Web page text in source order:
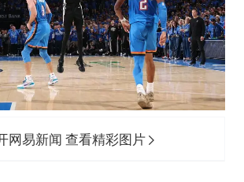
网易新闻 查看精彩图片